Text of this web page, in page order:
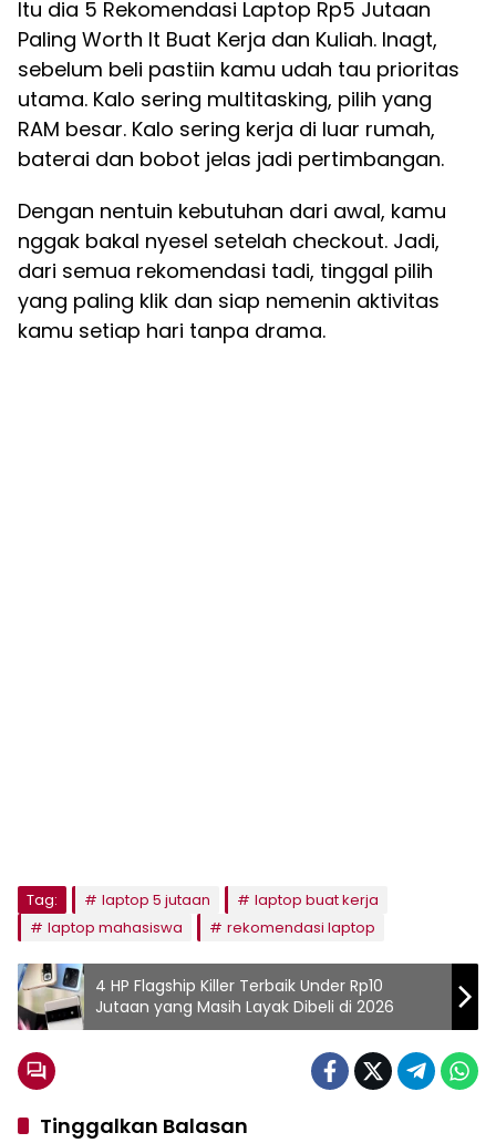
Itu dia 5 Rekomendasi Laptop Rp5 Jutaan
Paling Worth It Buat Kerja dan Kuliah. Inagt,
sebelum beli pastiin kamu udah tau prioritas
utama. Kalo sering multitasking, pilih yang
RAM besar. Kalo sering kerja di luar rumah,
baterai dan bobot jelas jadi pertimbangan.
Dengan nentuin kebutuhan dari awal, kamu
nggak bakal nyesel setelah checkout. Jadi,
dari semua rekomendasi tadi, tinggal pilih
yang paling klik dan siap nemenin aktivitas
kamu setiap hari tanpa drama.
Tag: laptop 5 jutaan
laptop buat kerja
laptop mahasiswa
rekomendasi laptop
4 HP Flagship Killer Terbaik Under Rp10
Jutaan yang Masih Layak Dibeli di 2026
Tinggalkan Balasan